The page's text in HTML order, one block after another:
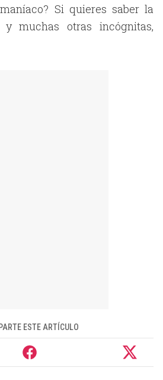
Si quieres saber la
muchas otras incógnitas,
ESTE ARTÍCULO